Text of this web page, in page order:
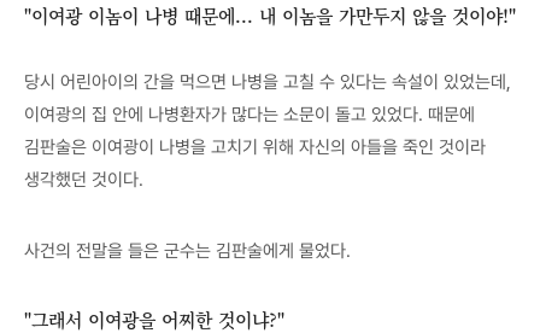
"이여광 이놈이 나병 때문에... 내 이놈을 가만두지 않을 것이야!"
당시 어린아이의 간을 먹으면 나병을 고칠 수 있다는 속설이 있었는데,
이여광의 집 안에 나병환자가 많다는 소문이 돌고 있었다. 때문에
김판술은 이여광이 나병을 고치기 위해 자신의 아들을 죽인 것이라
생각했던 것이다.
사건의 전말을 들은 군수는 김판술에게 물었다.
"그래서 이여광을 어찌한 것이냐?"